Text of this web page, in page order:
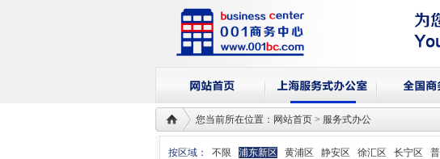
您当前所在位置：网站首页 > 服务式办公
按区域： 不限 浦东新区 黄浦区 静安区 徐汇区 长宁区